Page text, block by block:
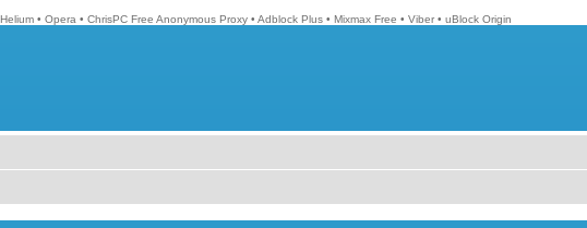
Helium • Opera • ChrisPC Free Anonymous Proxy • Adblock Plus • Mixmax Free • Viber • uBlock Origin